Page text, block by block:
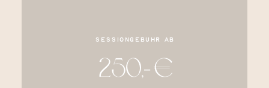
SESSIONGEBÜHR AB
250,- €